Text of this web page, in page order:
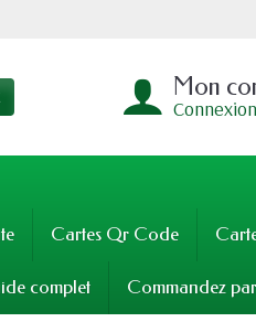
Mon
Connexion
Cartes Qr Code
complet Commandez